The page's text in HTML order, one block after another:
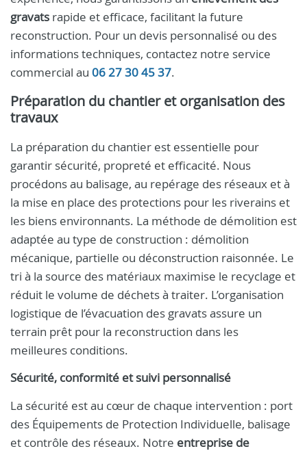
gravats rapide et efficace, facilitant la future
reconstruction. Pour un devis personnalisé ou des
informations techniques, contactez notre service
commercial au 06 27 30 45 37.
Préparation du chantier et organisation des
travaux
La préparation du chantier est essentielle pour
garantir sécurité, propreté et efficacité. Nous
procédons au balisage, au repérage des réseaux et à
la mise en place des protections pour les riverains et
les biens environnants. La méthode de démolition est
adaptée au type de construction : démolition
mécanique, partielle ou déconstruction raisonnée. Le
tri à la source des matériaux maximise le recyclage et
réduit le volume de déchets à traiter. L’organisation
logistique de l’évacuation des gravats assure un
terrain prêt pour la reconstruction dans les
meilleures conditions.
Sécurité, conformité et suivi personnalisé
La sécurité est au cœur de chaque intervention : port
des Équipements de Protection Individuelle, balisage
et contrôle des réseaux. Notre entreprise de